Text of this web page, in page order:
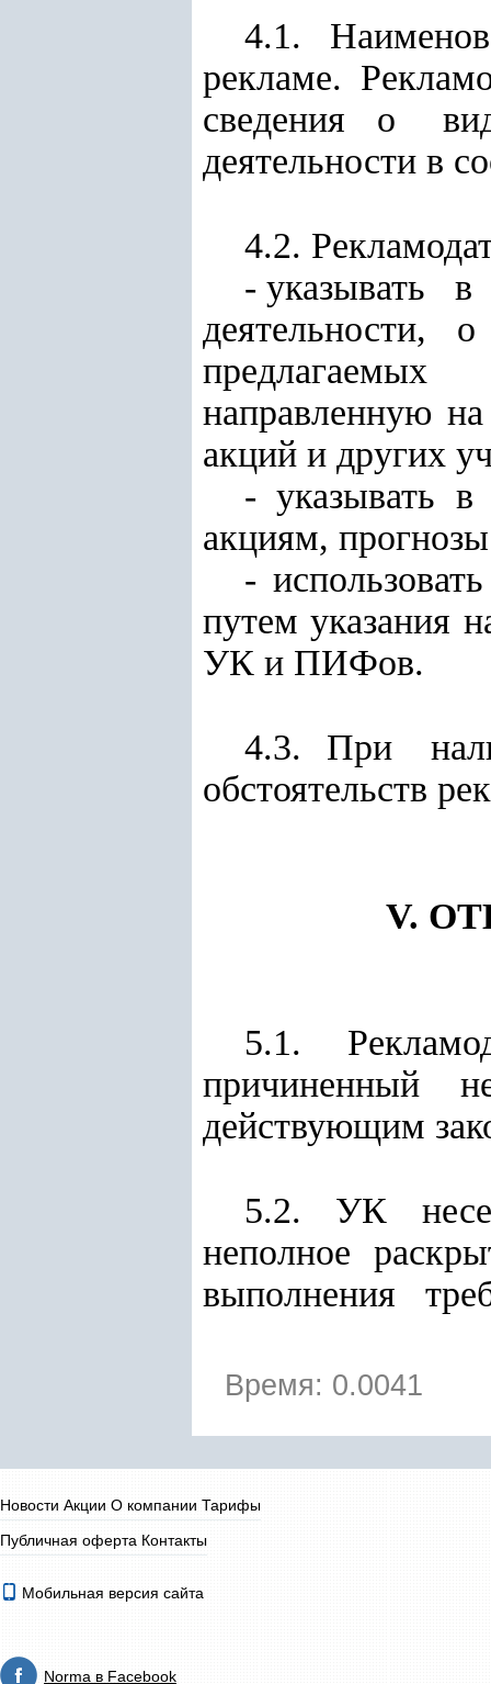
4.1.
рекламе.
сведения о
деятельности в
4.2.
- указывать
направленную
акций и других
- указывать в
акциям,
-
путем указания
УК и ПИФов.
4.3. При
обстоятельств
V.
5.1.
причиненный
действующим
5.2. УК
неполное
выполнения
Время: 0.0041
Новости Акции О компании Тарифы
Публичная оферта Контакты
Мобильная версия сайта
Norma в Facebook